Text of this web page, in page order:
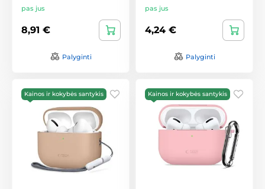
pas jus
8,91 €
Palyginti
pas jus
4,24 €
Palyginti
Kainos ir kokybės santykis Kainos ir kokybės santykis